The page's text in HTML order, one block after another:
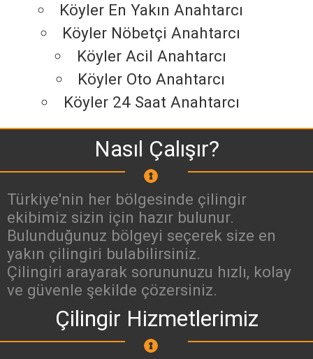
Köyler En Yakın Anahtarcı
Köyler Nöbetçi Anahtarcı
Köyler Acil Anahtarcı
Köyler Oto Anahtarcı
Köyler 24 Saat Anahtarcı
Nasıl Çalışır?
Türkiye'nin her bölgesinde çilingir
ekibimiz sizin için hazır bulunur.
Bulunduğunuz bölgeyi seçerek size en
yakın çilingiri bulabilirsiniz.
Çilingiri arayarak sorununuzu hızlı, kolay
ve güvenle şekilde çözersiniz.
Çilingir Hizmetlerimiz